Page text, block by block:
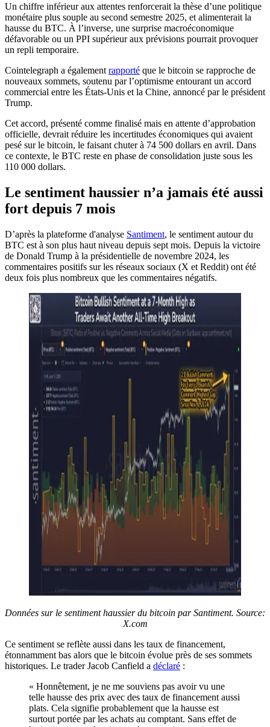
Un chiffre inférieur aux attentes renforcerait la thèse d’une politique
monétaire plus souple au second semestre 2025, et alimenterait la
hausse du BTC. À l’inverse, une surprise macroéconomique
défavorable ou un PPI supérieur aux prévisions pourrait provoquer
un repli temporaire.
Cointelegraph a également rapporté que le bitcoin se rapproche de
nouveaux sommets, soutenu par l’optimisme entourant un accord
commercial entre les États-Unis et la Chine, annoncé par le président
Trump.
Cet accord, présenté comme finalisé mais en attente d’approbation
officielle, devrait réduire les incertitudes économiques qui avaient
pesé sur le bitcoin, le faisant chuter à 74 500 dollars en avril. Dans
ce contexte, le BTC reste en phase de consolidation juste sous les
110 000 dollars.
Le sentiment haussier n’a jamais été aussi
fort depuis 7 mois
D’après la plateforme d'analyse Santiment, le sentiment autour du
BTC est à son plus haut niveau depuis sept mois. Depuis la victoire
de Donald Trump à la présidentielle de novembre 2024, les
commentaires positifs sur les réseaux sociaux (X et Reddit) ont été
deux fois plus nombreux que les commentaires négatifs.
Données sur le sentiment haussier du bitcoin par Santiment. Source:
X.com
Ce sentiment se reflète aussi dans les taux de financement,
étonnamment bas alors que le bitcoin évolue près de ses sommets
historiques. Le trader Jacob Canfield a déclaré :
« Honnêtement, je ne me souviens pas avoir vu une
telle hausse des prix avec des taux de financement aussi
plats. Cela signifie probablement que la hausse est
surtout portée par les achats au comptant. Sans effet de